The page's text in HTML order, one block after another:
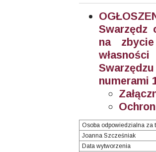
Swarzędz
na
numerami
Osoba odpowiedzialna za
Joanna Szcześniak
Data wytworzenia